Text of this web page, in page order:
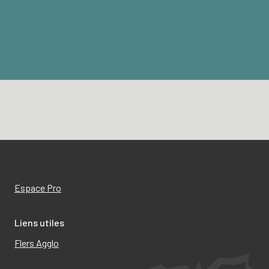
Espace Pro
Liens utiles
Flers Agglo